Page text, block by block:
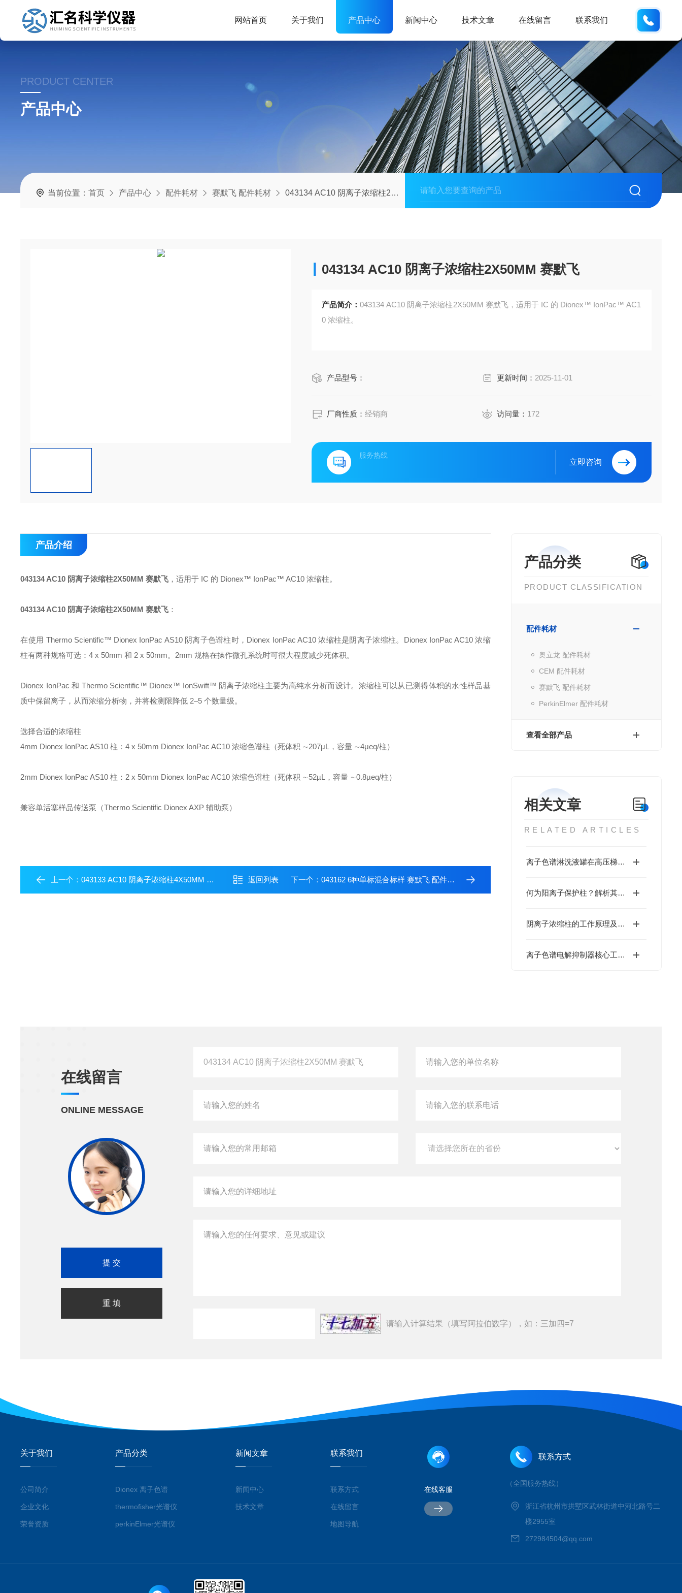
网站首页 关于我们 产品中心 新闻中心 技术文章 在线留言 联系我们
PRODUCT CENTER
产品中心
当前位置：首页 产品中心 配件耗材 赛默飞 配件耗材 043134 AC10 阴离子浓缩柱2X50MM 赛默飞
043134 AC10 阴离子浓缩柱2X50MM 赛默飞
产品简介：043134 AC10 阴离子浓缩柱2X50MM 赛默飞，适用于 IC 的 Dionex™ IonPac™ AC1
0 浓缩柱。
产品型号： 更新时间： 2025-11-01
厂商性质：经销商 访问量： 172
服务热线
立即咨询
产品分类
PRODUCT CLASSIFICATION
配件耗材
奥立龙 配件耗材
CEM 配件耗材
赛默飞 配件耗材
PerkinElmer 配件耗材
查看全部产品
相关文章
RELATED ARTICLES
离子色谱淋洗液罐在高压梯度泵系统中的耐压性能与密封设计
何为阳离子保护柱？解析其在液相色谱（IC/HPLC）中的不可替代作用
阴离子浓缩柱的工作原理及其在样品前处理中的应用
离子色谱电解抑制器核心工作原理
产品介绍
043134 AC10 阴离子浓缩柱2X50MM 赛默飞 ，适用于 IC 的 Dionex™ IonPac™ AC10 浓缩柱。
043134 AC10 阴离子浓缩柱2X50MM 赛默飞 ：
在使用 Thermo Scientific™ Dionex IonPac AS10 阴离子色谱柱时，Dionex IonPac AC10 浓缩柱是阴离子浓缩柱。Dionex IonPac AC10 浓缩
柱有两种规格可选：4 x 50mm 和 2 x 50mm。2mm 规格在操作微孔系统时可很大程度减少死体积。
Dionex IonPac 和 Thermo Scientific™ Dionex™ IonSwift™ 阴离子浓缩柱主要为高纯水分析而设计。浓缩柱可以从已测得体积的水性样品基
质中保留离子，从而浓缩分析物，并将检测限降低 2–5 个数量级。
选择合适的浓缩柱
4mm Dionex IonPac AS10 柱：4 x 50mm Dionex IonPac AC10 浓缩色谱柱（死体积 ∼207μL，容量 ∼4μeq/柱）
2mm Dionex IonPac AS10 柱：2 x 50mm Dionex IonPac AC10 浓缩色谱柱（死体积 ∼52µL，容量 ∼0.8µeq/柱）
兼容单活塞样品传送泵（Thermo Scientific Dionex AXP 辅助泵）
上一个：043133 AC10 阴离子浓缩柱4X50MM 赛默飞 返回列表 下一个： 043162 6种单标混合标样 赛默飞 配件耗材
在线留言
ONLINE MESSAGE
请输入计算结果（填写阿拉伯数字），如：三加四=7
关于我们
公司简介
企业文化
荣誉资质
产品分类
Dionex 离子色谱
thermofisher光谱仪
perkinElmer光谱仪
新闻文章
新闻中心
技术文章
联系我们
联系方式
在线留言
地图导航
在线客服
联系方式
（全国服务热线）
浙江省杭州市拱墅区武林街道中河北路号二
楼2955室
272984504@qq.com